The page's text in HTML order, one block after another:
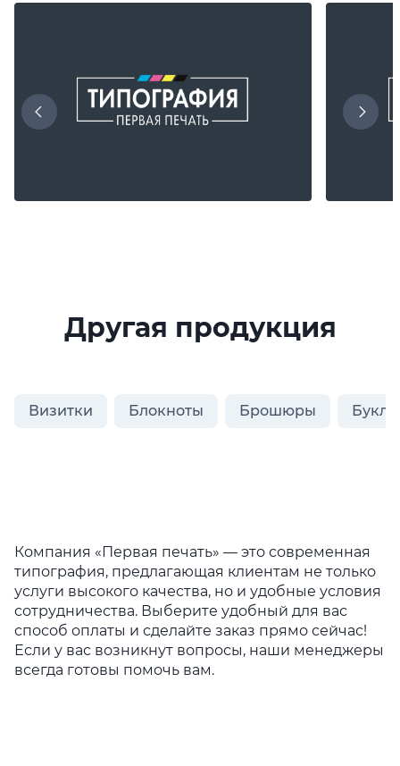
Другая продукция
Визитки Блокноты Брошюры
Компания «Первая печать» — это современная
типография, предлагающая клиентам не только
услуги высокого качества, но и удобные условия
сотрудничества. Выберите удобный для вас
способ оплаты и сделайте заказ прямо сейчас!
Если у вас возникнут вопросы, наши менеджеры
всегда готовы помочь вам.